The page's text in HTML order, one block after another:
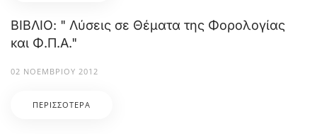
ΒΙΒΛΙΟ: " Λύσεις σε Θέματα της Φορολογίας
και Φ.Π.Α."
02 ΝΟΕΜΒΡΊΟΥ 2012
ΠΕΡΙΣΣΌΤΕΡΑ